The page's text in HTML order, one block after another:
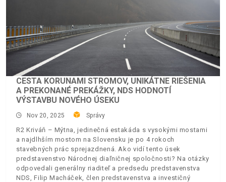
CESTA KORUNAMI STROMOV, UNIKÁTNE RIEŠENIA
A PREKONANÉ PREKÁŽKY, NDS HODNOTÍ
VÝSTAVBU NOVÉHO ÚSEKU
Nov 20, 2025 Správy
R2 Kriváň – Mýtna, jedinečná estakáda s vysokými mostami
a najdlhším mostom na Slovensku je po 4 rokoch
stavebných prác sprejazdnená. Ako vidí tento úsek
predstavenstvo Národnej diaľničnej spoločnosti? Na otázky
odpovedali generálny riaditeľ a predsedu predstavenstva
NDS, Filip Macháček, člen predstavenstva a investičný